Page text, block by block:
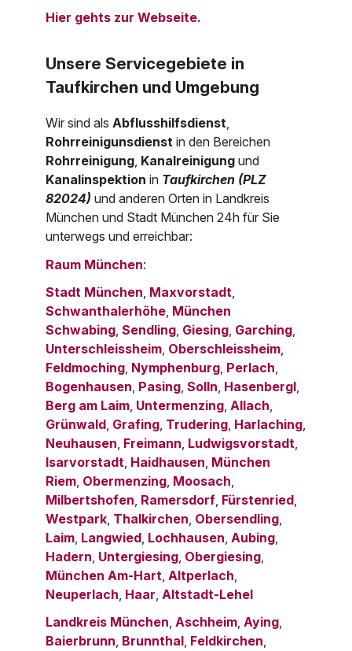
Hier gehts zur Webseite.
Unsere Servicegebiete in
Taufkirchen und Umgebung
Wir sind alsAbflusshilfsdienst,
Rohrreinigunsdienstin den Bereichen
Rohrreinigung, Kanalreinigungund
Kanalinspektionin Taufkirchen (PLZ
82024) und anderen Orten in Landkreis
München und Stadt München 24h für Sie
unterwegs und erreichbar:
Raum München:
Stadt München Maxvorstadt
Schwanthalerhöhe München
Schwabing ,Sendling Giesing Garching
Unterschleissheim Oberschleissheim
Feldmoching Nymphenburg Perlach
Bogenhausen Pasing ,Solln Hasenbergl
Berg am Laim Untermenzing Allach
Grünwald Grafing Trudering Harlaching
Neuhausen Freimann Ludwigsvorstadt
Isarvorstadt Haidhausen München
Riem Obermenzing Moosach
Milbertshofen Ramersdorf Fürstenried
Westpark Thalkirchen Obersendling
Laim Langwied Lochhausen Aubing
Hadern Untergiesing Obergiesing
München Am-Hart Altperlach
Neuperlach Haar Altstadt-Lehel
Landkreis München,Aschheim,Aying,
Baierbrunn, Brunnthal, Feldkirchen,